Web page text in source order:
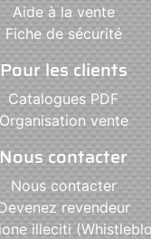
Aide à la vente
Fiche de sécurité
Pour les clients
Catalogues PDF
vente
Nous contacter
Nous contacter
revendeur
illeciti